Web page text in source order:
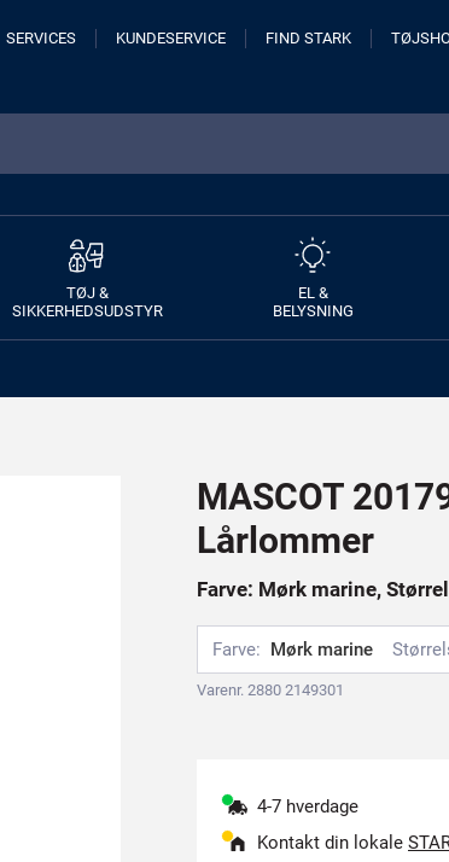
SERVICES KUNDESERVICE FIND STARK
TØJ &
SIKKERHEDSUDSTYR
EL &
BELYSNING
MASCOT
Lårlommer
Farve: Mørk marine,
Farve: Mørk marine
Varenr. 2880 2149301
4-7 hverdage
Kontakt din lokale